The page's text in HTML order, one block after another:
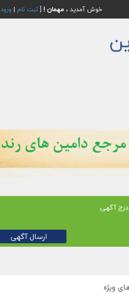
خوش آمدید ، مهمان ! [ثبت نام | ورود
درج آگهی
ارسال آگهی
ویژه